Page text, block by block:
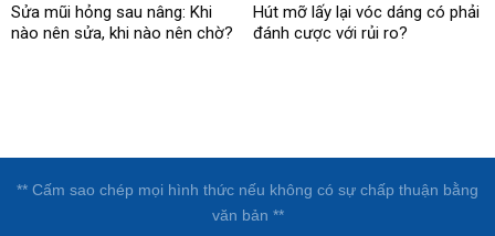
Sửa mũi hỏng sau nâng: Khi
nào nên sửa, khi nào nên chờ?
Hút mỡ lấy lại vóc dáng có phải
đánh cược với rủi ro?
** Cấm sao chép mọi hình thức nếu không có sự chấp thuận bằng
văn bản **